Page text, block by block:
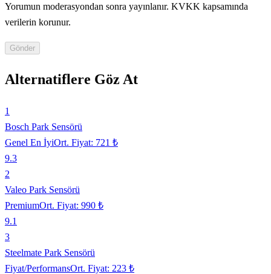
Yorumun moderasyondan sonra yayınlanır. KVKK kapsamında
verilerin korunur.
Gönder
Alternatiflere Göz At
1
Bosch Park Sensörü
Genel En İyiOrt. Fiyat: 721 ₺
9.3
2
Valeo Park Sensörü
PremiumOrt. Fiyat: 990 ₺
9.1
3
Steelmate Park Sensörü
Fiyat/PerformansOrt. Fiyat: 223 ₺